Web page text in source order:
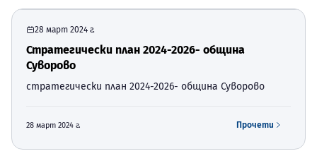
28 март 2024 г.
Стратегически план 2024-2026- община
Суворово
стратегически план 2024-2026- община Суворово
28 март 2024 г. Прочети